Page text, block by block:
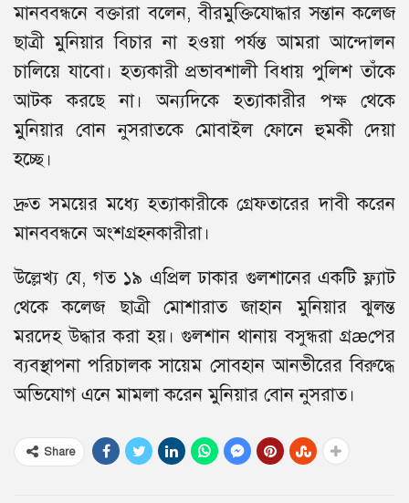
মানববন্ধনে বক্তারা বলেন, বীরমুক্তিযোদ্ধার সন্তান কলেজ
ছাত্রী মুনিয়ার বিচার না হওয়া পর্যন্ত আমরা আন্দোলন
চালিয়ে যাবো। হত্যকারী প্রভাবশালী বিধায় পুলিশ তাঁকে
আটক করছে না। অন্যদিকে হত্যাকারীর পক্ষ থেকে
মুনিয়ার বোন নুসরাতকে মোবাইল ফোনে হুমকী দেয়া
হচ্ছে।
দ্রুত সময়ের মধ্যে হত্যাকারীকে গ্রেফতারের দাবী করেন
মানববন্ধনে অংশগ্রহনকারীরা।
উল্লেখ্য যে, গত ১৯ এপ্রিল ঢাকার গুলশানের একটি ফ্ল্যাট
থেকে কলেজ ছাত্রী মোশারাত জাহান মুনিয়ার ঝুলন্ত
মরদেহ উদ্ধার করা হয়। গুলশান থানায় বসুন্ধরা গ্রæপের
ব্যবস্থাপনা পরিচালক সায়েম সোবহান আনভীরের বিরুদ্ধে
অভিযোগ এনে মামলা করেন মুনিয়ার বোন নুসরাত।
Share